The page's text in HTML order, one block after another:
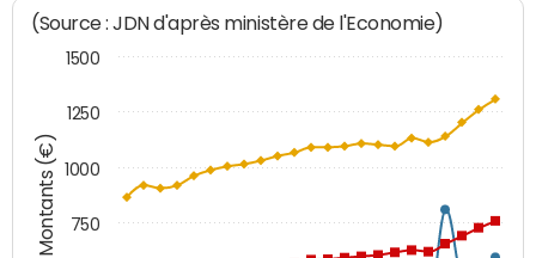
Montants (€)
(Source : JDN d'après ministère de l'Economie)
750
1000
1250
1500